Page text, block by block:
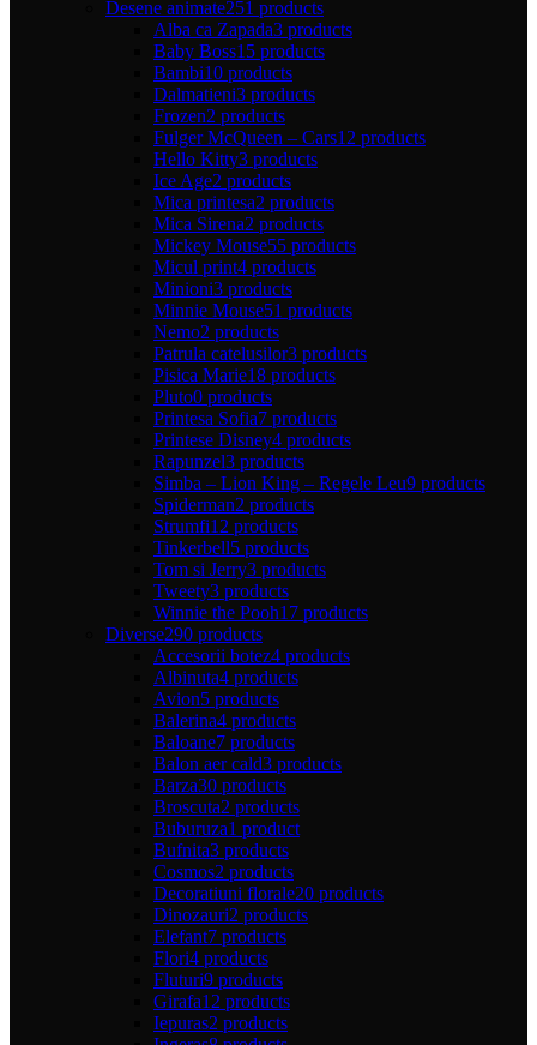
Desene animate251 products
Alba ca Zapada3 products
Baby Boss15 products
Bambi10 products
Dalmatieni3 products
Frozen2 products
Fulger McQueen – Cars12 products
Hello Kitty3 products
Ice Age2 products
Mica printesa2 products
Mica Sirena2 products
Mickey Mouse55 products
Micul print4 products
Minioni3 products
Minnie Mouse51 products
Nemo2 products
Patrula catelusilor3 products
Pisica Marie18 products
Pluto0 products
Printesa Sofia7 products
Printese Disney4 products
Rapunzel3 products
Simba – Lion King – Regele Leu9 products
Spiderman2 products
Strumfi12 products
Tinkerbell5 products
Tom si Jerry3 products
Tweety3 products
Winnie the Pooh17 products
Diverse290 products
Accesorii botez4 products
Albinuta4 products
Avion5 products
Balerina4 products
Baloane7 products
Balon aer cald3 products
Barza30 products
Broscuta2 products
Buburuza1 product
Bufnita3 products
Cosmos2 products
Decoratiuni florale20 products
Dinozauri2 products
Elefant7 products
Flori4 products
Fluturi9 products
Girafa12 products
Iepuras2 products